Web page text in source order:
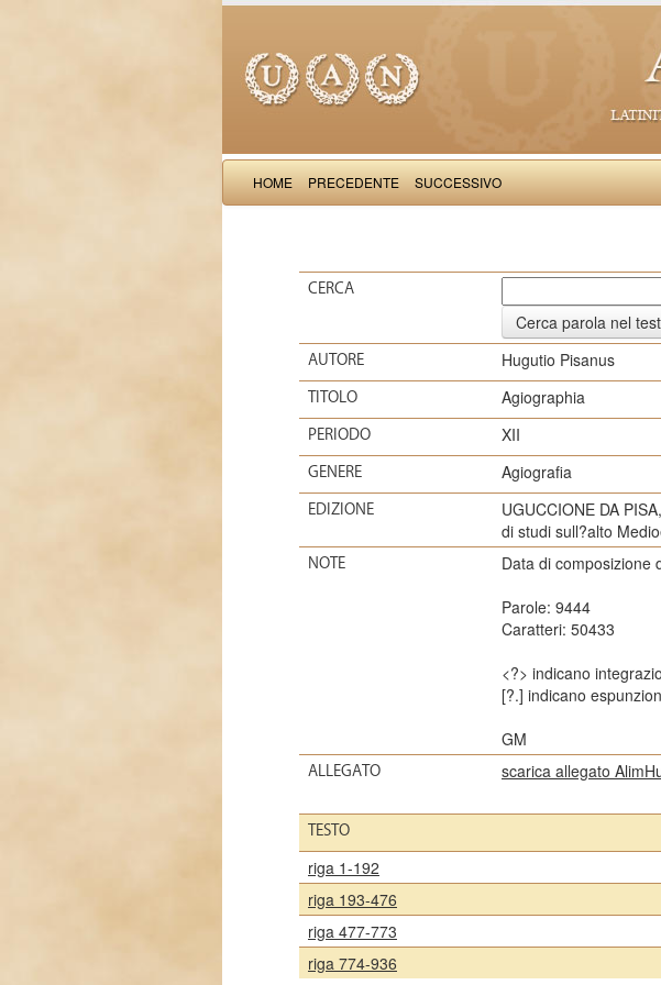
HOME PRECEDENTE SUCCESSIVO
CERCA
AUTORE Hugutio Pisanus
TITOLO Agiographia
PERIODO XII
GENERE Agiografia
EDIZIONE
UGUCCIONE DA
di studi sull?alto
NOTE
Data di composizione
Parole: 9444
Caratteri: 50433
<?> indicano
[?.] indicano
GM
ALLEGATO scarica allegato
TESTO
riga 1-192
riga 193-476
riga 477-773
riga 774-936